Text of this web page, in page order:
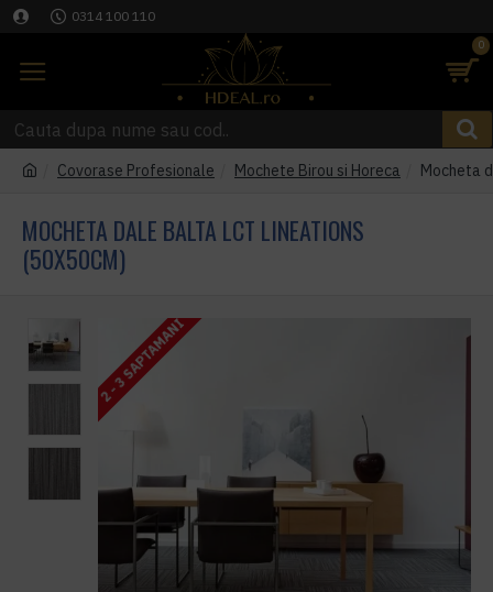
0314 100 110
0
Covorase Profesionale Mochete Birou si Horeca Mocheta
MOCHETA DALE BALTA LCT LINEATIONS
(50X50CM)
2 - 3 SAPTAMANI